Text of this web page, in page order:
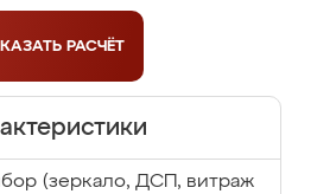
РАСЧЁТ
(зеркало, ДСП, витраж